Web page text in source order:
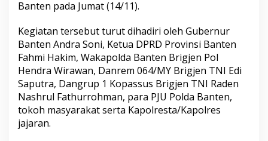
Banten pada Jumat (14/11).
Kegiatan tersebut turut dihadiri oleh Gubernur
Banten Andra Soni, Ketua DPRD Provinsi Banten
Fahmi Hakim, Wakapolda Banten Brigjen Pol
Hendra Wirawan, Danrem 064/MY Brigjen TNI Edi
Saputra, Dangrup 1 Kopassus Brigjen TNI Raden
Nashrul Fathurrohman, para PJU Polda Banten,
tokoh masyarakat serta Kapolresta/Kapolres
jajaran.